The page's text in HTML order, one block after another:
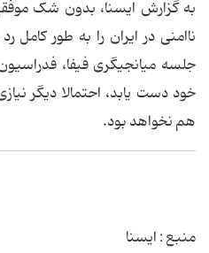
به گزارش ایسنا، بدون شک
ناامنی در ایران را به طور
جلسه میانجیگری فیفا،
هم نخواهد بود.
منبع : ایسنا